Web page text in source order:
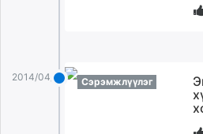
mminfo.mn
ugluu.mn
2014/04/30 Сэрэмжлүүлэг